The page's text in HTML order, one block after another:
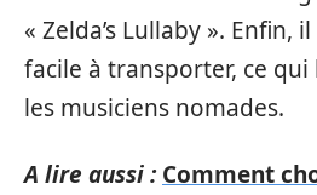
« Zelda’s Lullaby ». Enfin,
facile à transporter, ce
les musiciens nomades.
A lire aussi : Comment